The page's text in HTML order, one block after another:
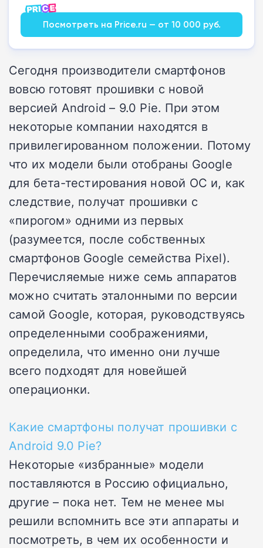
Посмотреть на Price.ru — от 10 000 руб.
Сегодня производители смартфонов
вовсю готовят прошивки с новой
версией Android – 9.0 Pie. При этом
некоторые компании находятся в
привилегированном положении. Потому
что их модели были отобраны Google
для бета-тестирования новой ОС и, как
следствие, получат прошивки с
«пирогом» одними из первых
(разумеется, после собственных
смартфонов Google семейства Pixel).
Перечисляемые ниже семь аппаратов
можно считать эталонными по версии
самой Google, которая, руководствуясь
определенными соображениями,
определила, что именно они лучше
всего подходят для новейшей
операционки.
Какие смартфоны получат прошивки с
Android 9.0 Pie?
Некоторые «избранные» модели
поставляются в Россию официально,
другие – пока нет. Тем не менее мы
решили вспомнить все эти аппараты и
посмотреть, в чем их особенности и